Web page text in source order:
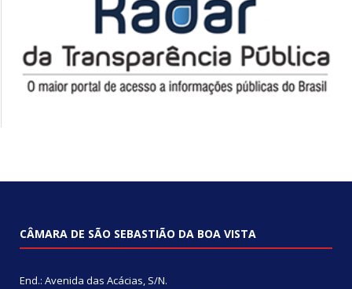
CÂMARA DE SÃO SEBASTIÃO DA BOA VISTA
End.: Avenida das Acácias, S/N.